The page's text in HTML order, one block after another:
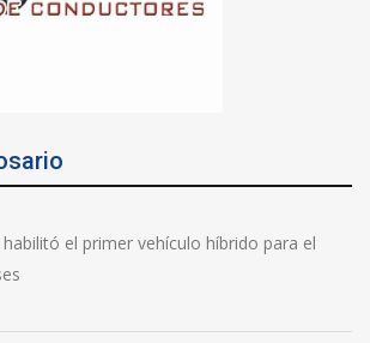
el primer vehículo híbrido para el